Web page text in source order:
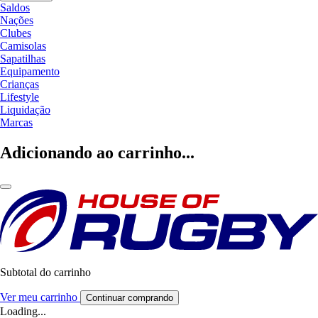
Saldos
Nações
Clubes
Camisolas
Sapatilhas
Equipamento
Crianças
Lifestyle
Liquidação
Marcas
Adicionando ao carrinho...
Subtotal do carrinho
Ver meu carrinho Continuar comprando
Loading...